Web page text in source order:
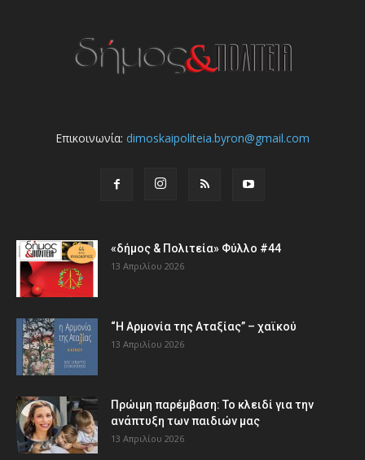
Επικοινωνία: dimoskaipoliteia.byron@gmail.com
«δήμος & Πολιτεία» Φύλλο #44
13 Απριλίου 2026
“Η Αρμονία της Αταξίας” – χαϊκού
13 Απριλίου 2026
Πρώιμη παρέμβαση: Το κλειδί για την
ανάπτυξη των παιδιών µας
13 Απριλίου 2026